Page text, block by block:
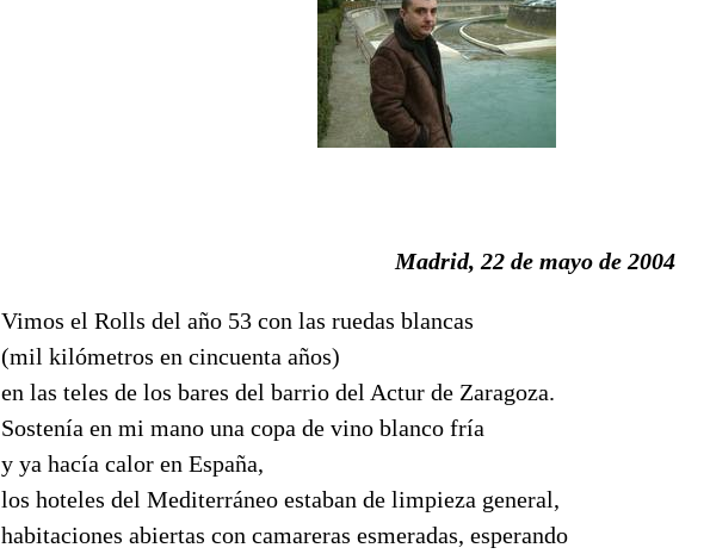
Madrid, 22 de mayo de 2004
Vimos el Rolls del año 53 con las ruedas blancas
(mil kilómetros en cincuenta años)
en las teles de los bares del barrio del Actur de Zaragoza.
Sostenía en mi mano una copa de vino blanco fría
y ya hacía calor en España,
los hoteles del Mediterráneo estaban de limpieza general,
habitaciones abiertas con camareras esmeradas, esperando